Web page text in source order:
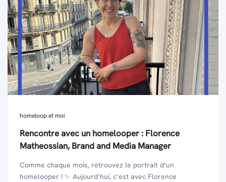
homeloop et moi
Rencontre avec un homelooper : Florence
Matheossian, Brand and Media Manager
Comme chaque mois, retrouvez le portrait d’un
homelooper ! ✨ Aujourd’hui, c’est avec Florence